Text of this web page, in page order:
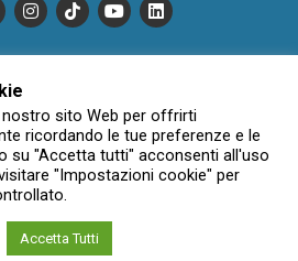
SULLA PRIVACY
DATI SOCIETARI
NOVAJO
CONTATTTI
- Non commerciale - Non opere
sito Web per offrirti
ricordando le tue preferenze e le
su "Accetta tutti" acconsenti all'uso
"Impostazioni cookie" per
Accetta Tutti